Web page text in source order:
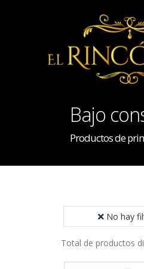
Bajo
Productos de
No hay
Total de productos